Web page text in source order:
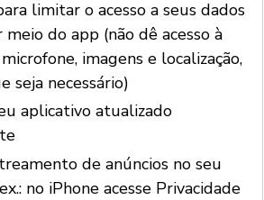
limitar o acesso a seus dados
meio do app (não dê acesso à
imagens e localização,
seja necessário)
aplicativo atualizado
de anúncios no seu
no iPhone acesse Privacidade